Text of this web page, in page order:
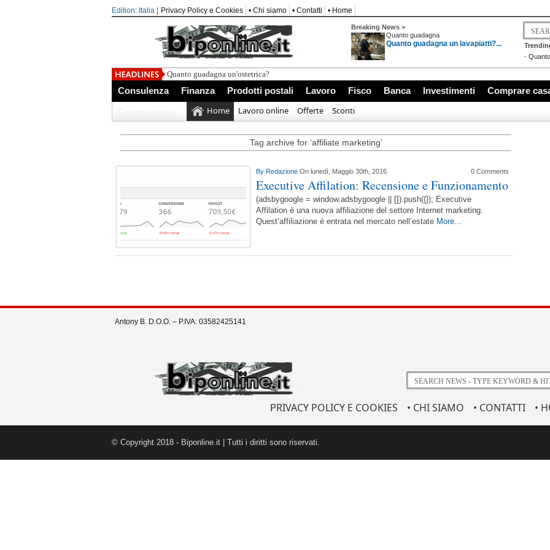
Edition: Italia | Privacy Policy e Cookies • Chi siamo • Contatti • Home
Breaking News >
Quanto guadagna
Quanto guadagna un lavapiatti?...
-
Quanto guadagna un'ostetrica?
Consulenza Finanza Prodotti postali Lavoro Fisco Banca Investimenti Comprare
Home Lavoro online Offerte Sconti
Tag archive for ‘affiliate marketing’
By Redazione On lunedì, Maggio 30th, 2016 0 Comments
Executive Affilation: Recensione e Funzionamento
(adsbygoogle = window.adsbygoogle || []).push({}); Executive
Affilation è una nuova affiliazione del settore Internet marketing.
Quest’affiliazione è entrata nel mercato nell’estate More...
Antony B. D.O.O. – P.IVA: 03582425141
PRIVACY POLICY E COOKIES • CHI SIAMO • CONTATTI •
© Copyright 2018 - Biponline.it | Tutti i diritti sono riservati.